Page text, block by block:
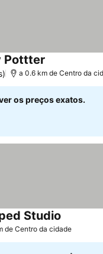
Pottter
a 0.6 km de Centro da
os preços exatos.
Studio
de Centro da cidade